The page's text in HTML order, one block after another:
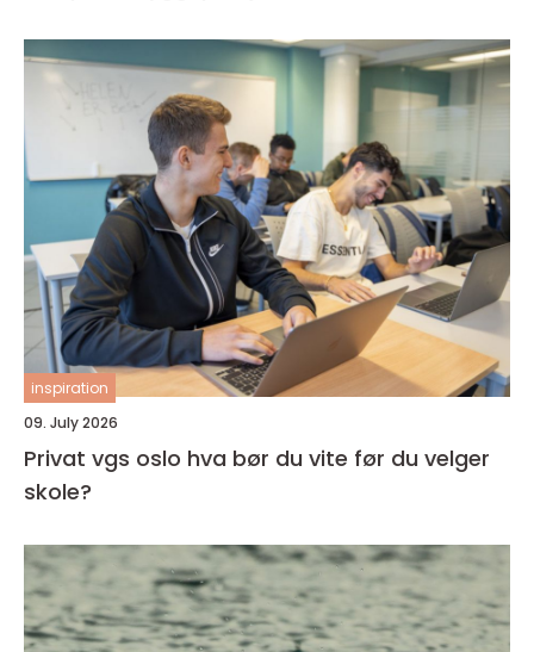
inspiration
09. July 2026
Privat vgs oslo hva bør du vite før du velger
skole?